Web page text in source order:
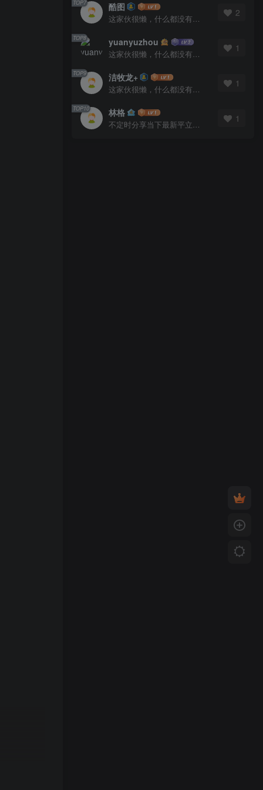
TOP7 酷图
这家伙很懒，什么都没有写...
2
TOP8 yuanyuzhou
这家伙很懒，什么都没有写...
1
TOP9 洁牧龙+
这家伙很懒，什么都没有写...
1
TOP10 林格
不定时分享当下最新平立面图库
1